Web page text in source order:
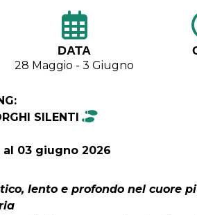
DATA
28 Maggio - 3 Giugno
SILENTI
03 giugno 2026
lento e profondo nel cuore